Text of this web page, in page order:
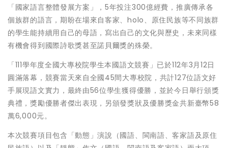
「國家語言整體發展方案」，5年投注300億經費，推廣傳承各
個族群的語言，期盼在場來自客家、holo、原住民族等不同族群
的學生能持續用自己的母語，寫出自己的文化與歷史，未來同樣
有機會得到國際詩歌獎甚至諾貝爾獎的殊榮。
「111學年度全國大專校院學生本國語文競賽」已於112年3月12日
圓滿落幕，競賽當天來自全國45間大專校院，共計127位語文好
手展現語文實力，最終由56位學生獲得優勝，並於今日舉行頒獎
典禮，獎勵優勝者傑出表現，另頒發獎狀及優勝獎金共新臺幣58
萬6,000元。
本次競賽項目包含「動態」演說（國語、閩南語、客家語及原住